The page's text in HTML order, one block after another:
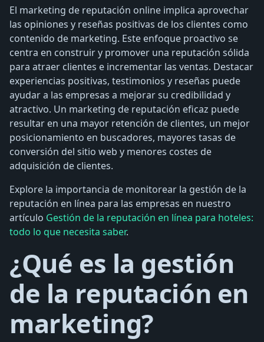
El marketing de reputación online implica aprovechar
las opiniones y reseñas positivas de los clientes como
contenido de marketing. Este enfoque proactivo se
centra en construir y promover una reputación sólida
para atraer clientes e incrementar las ventas. Destacar
experiencias positivas, testimonios y reseñas puede
ayudar a las empresas a mejorar su credibilidad y
atractivo. Un marketing de reputación eficaz puede
resultar en una mayor retención de clientes, un mejor
posicionamiento en buscadores, mayores tasas de
conversión del sitio web y menores costes de
adquisición de clientes.
Explore la importancia de monitorear la gestión de la
reputación en línea para las empresas en nuestro
artículo Gestión de la reputación en línea para hoteles:
todo lo que necesita saber.
¿Qué es la gestión
de la reputación en
marketing?